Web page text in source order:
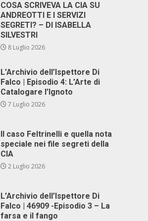
COSA SCRIVEVA LA CIA SU
ANDREOTTI E I SERVIZI
SEGRETI? – DI ISABELLA
SILVESTRI
8 Luglio 2026
L’Archivio dell’Ispettore Di
Falco | Episodio 4: L’Arte di
Catalogare l’Ignoto
7 Luglio 2026
Il caso Feltrinelli e quella nota
speciale nei file segreti della
CIA
2 Luglio 2026
L’Archivio dell’Ispettore Di
Falco | 46909 -Episodio 3 – La
farsa e il fango